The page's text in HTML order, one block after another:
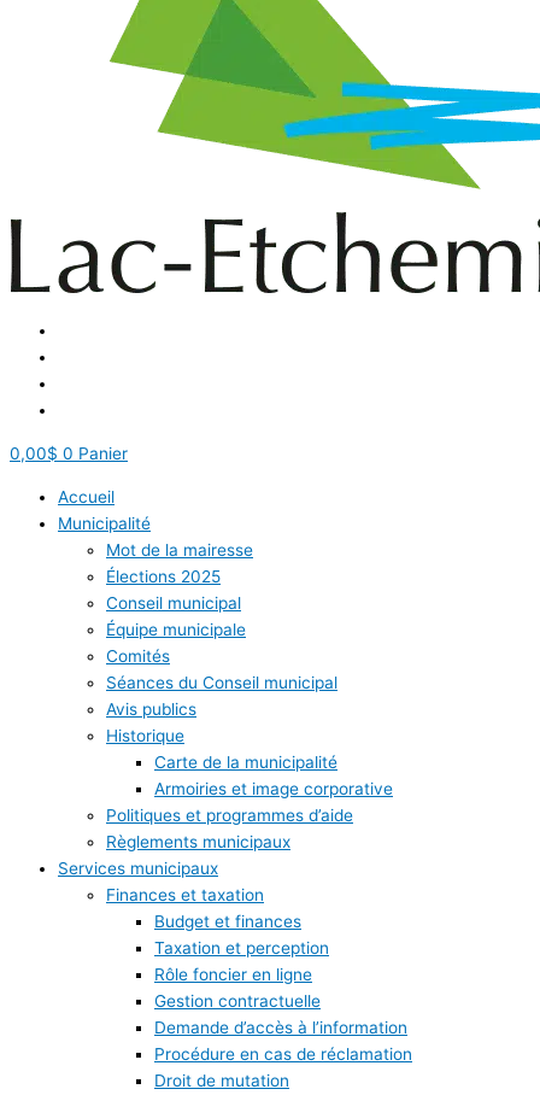
0,00$ 0 Panier
Accueil
Municipalité
Mot de la mairesse
Élections 2025
Conseil municipal
Équipe municipale
Comités
Séances du Conseil municipal
Avis publics
Historique
Carte de la municipalité
Armoiries et image corporative
Politiques et programmes d’aide
Règlements municipaux
Services municipaux
Finances et taxation
Budget et finances
Taxation et perception
Rôle foncier en ligne
Gestion contractuelle
Demande d’accès à l’information
Procédure en cas de réclamation
Droit de mutation